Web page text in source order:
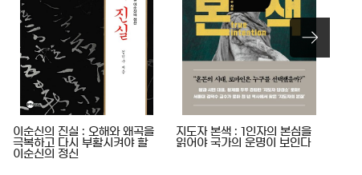
이순신의 진실 : 오해와 왜곡을
극복하고 다시 부활시켜야 할
이순신의 정신
지도자 본색 : 1인자의 본심을
읽어야 국가의 운명이 보인다